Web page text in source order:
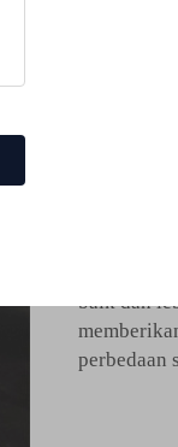
Jika
tanaman
kalanya
tanaman.
bagi
baik dan
perbedaan